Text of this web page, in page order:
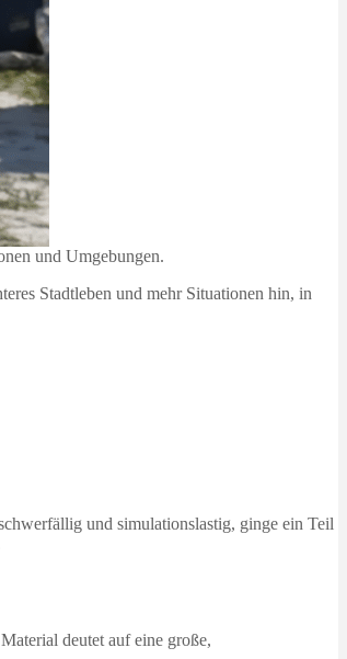
und Umgebungen.
Stadtleben und mehr Situationen hin, in
und simulationslastig, ginge ein Teil
deutet auf eine große,